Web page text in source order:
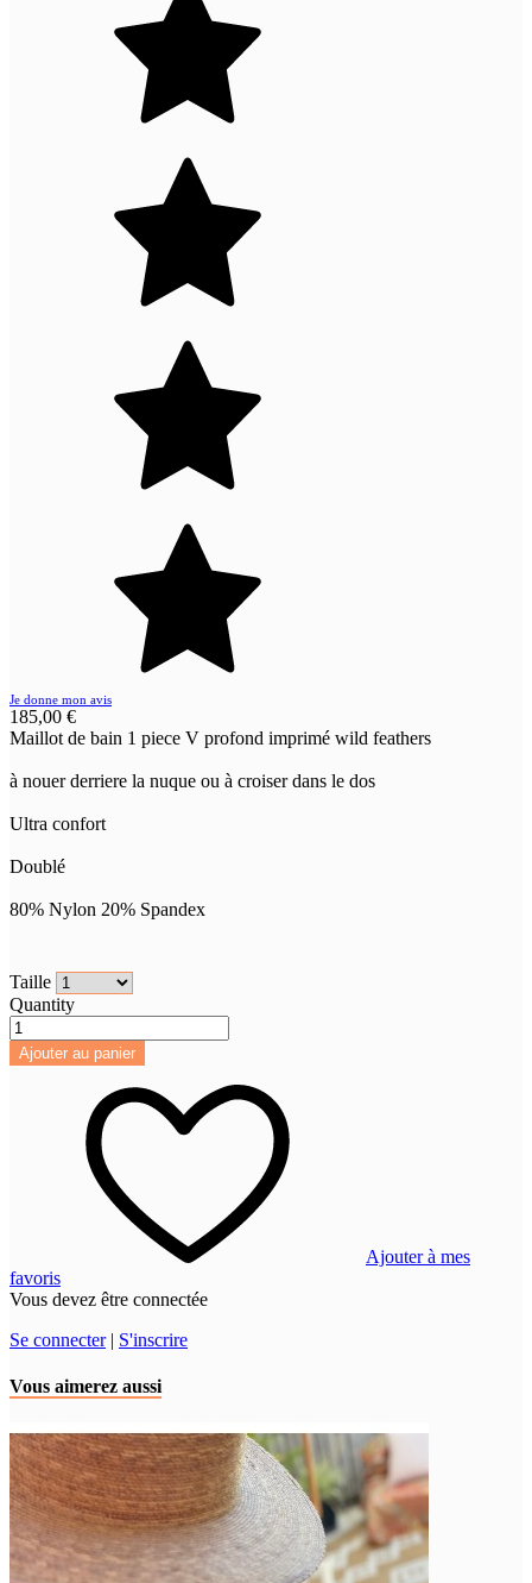
Je donne mon avis
185,00 €
Maillot de bain 1 piece V profond imprimé wild feathers
à nouer derriere la nuque ou à croiser dans le dos
Ultra confort
Doublé
80% Nylon 20% Spandex
Taille
Quantity
Ajouter au panier
Ajouter à mes
favoris
Vous devez être connectée
Se connecter| S'inscrire
Vous aimerez aussi